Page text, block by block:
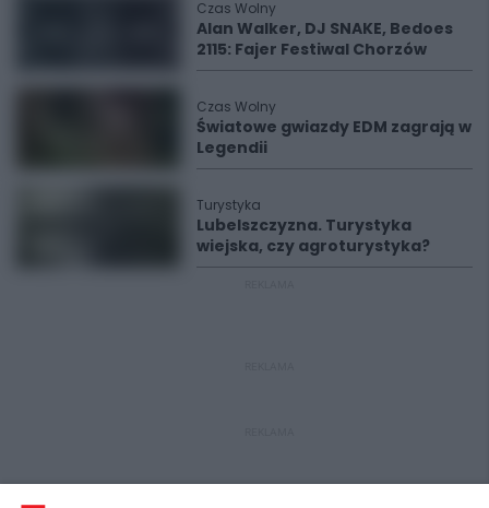
Czas Wolny
Alan Walker, DJ SNAKE, Bedoes
2115: Fajer Festiwal Chorzów
Czas Wolny
Światowe gwiazdy EDM zagrają w
Legendii
Turystyka
Lubelszczyzna. Turystyka
wiejska, czy agroturystyka?